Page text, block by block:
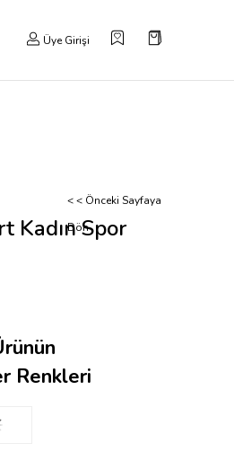
Üye Girişi
< < Önceki Sayfaya
Dön
Kadın Spor
Renkleri